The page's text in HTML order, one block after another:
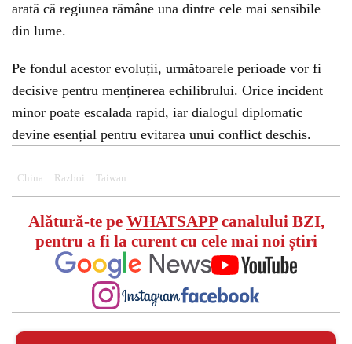
arată că regiunea rămâne una dintre cele mai sensibile
din lume.
Pe fondul acestor evoluții, următoarele perioade vor fi
decisive pentru menținerea echilibrului. Orice incident
minor poate escalada rapid, iar dialogul diplomatic
devine esențial pentru evitarea unui conflict deschis.
China Razboi Taiwan
Alătură-te pe WHATSAPPcanalului BZI,
pentru a fi la curent cu cele mai noi știri